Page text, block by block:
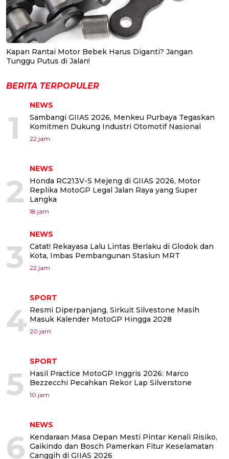
Kapan Rantai Motor Bebek Harus Diganti? Jangan
Tunggu Putus di Jalan!
BERITA TERPOPULER
1
NEWS
Sambangi GIIAS 2026, Menkeu Purbaya Tegaskan
Komitmen Dukung Industri Otomotif Nasional
22 jam
2
NEWS
Honda RC213V-S Mejeng di GIIAS 2026, Motor
Replika MotoGP Legal Jalan Raya yang Super
Langka
18 jam
3
NEWS
Catat! Rekayasa Lalu Lintas Berlaku di Glodok dan
Kota, Imbas Pembangunan Stasiun MRT
22 jam
4
SPORT
Resmi Diperpanjang, Sirkuit Silvestone Masih
Masuk Kalender MotoGP Hingga 2028
20 jam
5
SPORT
Hasil Practice MotoGP Inggris 2026: Marco
Bezzecchi Pecahkan Rekor Lap Silverstone
10 jam
6
NEWS
Kendaraan Masa Depan Mesti Pintar Kenali Risiko,
Gaikindo dan Bosch Pamerkan Fitur Keselamatan
Canggih di GIIAS 2026